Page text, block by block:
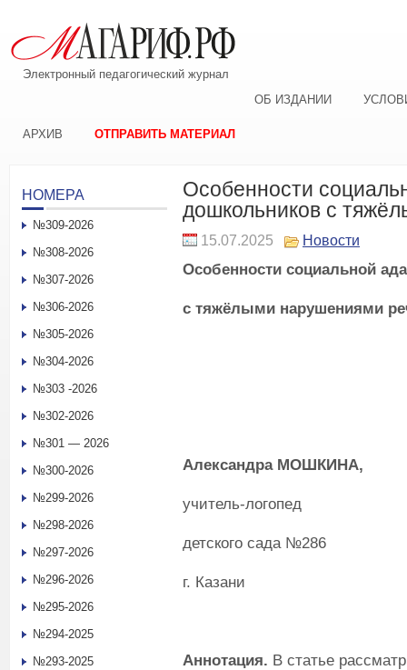
Электронный педагогический журнал
ОБ ИЗДАНИИ
АРХИВ ОТПРАВИТЬ МАТЕРИАЛ
Особенности
дошкольников с
15.07.2025 Новости
Особенности социальной
с тяжёлыми нарушениями
Александра МОШКИНА,
учитель-логопед
детского сада №286
г. Казани
Аннотация. В статье
НОМЕРА
№309-2026
№308-2026
№307-2026
№306-2026
№305-2026
№304-2026
№303 -2026
№302-2026
№301 — 2026
№300-2026
№299-2026
№298-2026
№297-2026
№296-2026
№295-2026
№294-2025
№293-2025